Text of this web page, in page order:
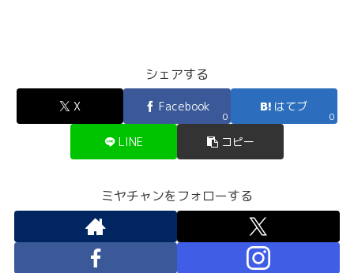
シェアする
X Facebook
0
はてブ
0
LINE コピー
ミヤチャンをフォローする